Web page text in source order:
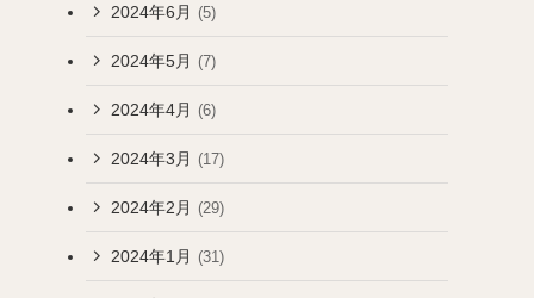
2024年6月 (5)
2024年5月 (7)
2024年4月 (6)
2024年3月 (17)
2024年2月 (29)
2024年1月 (31)